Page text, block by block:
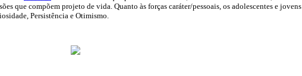
que compõem projeto de vida. Quanto às forças caráter/pessoais, os adolescentes e jovens
Persistência e Otimismo.